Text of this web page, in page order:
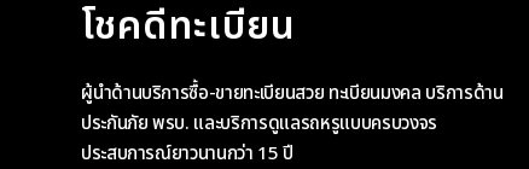
โชคดีทะเบียน
ผู้นำด้านบริการซื้อ-ขายทะเบียนสวย ทะเบียนมงคล บริการด้าน
ประกันภัย พรบ. และบริการดูแลรถหรูแบบครบวงจร
ประสบการณ์ยาวนานกว่า 15 ปี